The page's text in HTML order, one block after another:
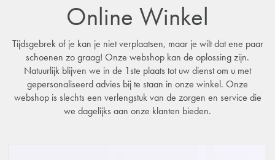
Online Winkel
Tijdsgebrek of je kan je niet verplaatsen, maar je wilt dat ene paar
schoenen zo graag! Onze webshop kan de oplossing zijn.
Natuurlijk blijven we in de 1ste plaats tot uw dienst om u met
gepersonaliseerd advies bij te staan in onze winkel. Onze
webshop is slechts een verlengstuk van de zorgen en service die
we dagelijks aan onze klanten bieden.